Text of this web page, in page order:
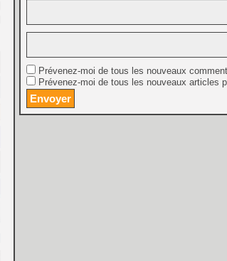
Prévenez-moi de tous les nouveaux
Prévenez-moi de tous les nouveaux articles